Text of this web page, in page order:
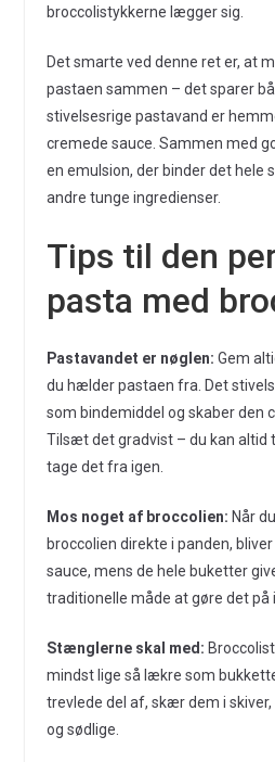
broccolistykkerne lægger sig.
Det smarte ved denne ret er, at
pastaen sammen – det sparer
stivelsesrige pastavand er
cremede sauce. Sammen med
en emulsion, der binder det hele
andre tunge ingredienser.
Tips til den
pasta med
Pastavandet er nøglen: Gem
du hælder pastaen fra. Det
som bindemiddel og skaber den
Tilsæt det gradvist – du kan altid
tage det fra igen.
Mos noget af broccolien: Når
broccolien direkte i panden,
sauce, mens de hele buketter
traditionelle måde at gøre det på i
Stænglerne skal med:
mindst lige så lækre som
trevlede del af, skær dem i
og sødlige.